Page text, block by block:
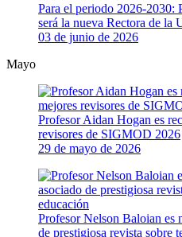
Para el periodo 2026-2030:
será la nueva Rectora de la
03 de junio de 2026
Mayo
Profesor Aidan Hogan es
revisores de SIGMOD 2026
29 de mayo de 2026
Profesor Nelson Baloian es
de prestigiosa revista sobre